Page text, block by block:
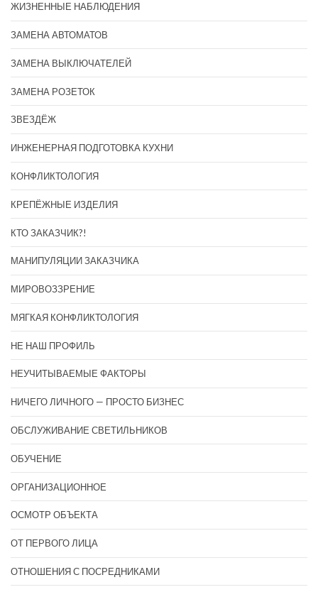
ЖИЗНЕННЫЕ НАБЛЮДЕНИЯ
ЗАМЕНА АВТОМАТОВ
ЗАМЕНА ВЫКЛЮЧАТЕЛЕЙ
ЗАМЕНА РОЗЕТОК
ЗВЕЗДЁЖ
ИНЖЕНЕРНАЯ ПОДГОТОВКА КУХНИ
КОНФЛИКТОЛОГИЯ
КРЕПЁЖНЫЕ ИЗДЕЛИЯ
КТО ЗАКАЗЧИК?!
МАНИПУЛЯЦИИ ЗАКАЗЧИКА
МИРОВОЗЗРЕНИЕ
МЯГКАЯ КОНФЛИКТОЛОГИЯ
НЕ НАШ ПРОФИЛЬ
НЕУЧИТЫВАЕМЫЕ ФАКТОРЫ
НИЧЕГО ЛИЧНОГО — ПРОСТО БИЗНЕС
ОБСЛУЖИВАНИЕ СВЕТИЛЬНИКОВ
ОБУЧЕНИЕ
ОРГАНИЗАЦИОННОЕ
ОСМОТР ОБЪЕКТА
ОТ ПЕРВОГО ЛИЦА
ОТНОШЕНИЯ С ПОСРЕДНИКАМИ